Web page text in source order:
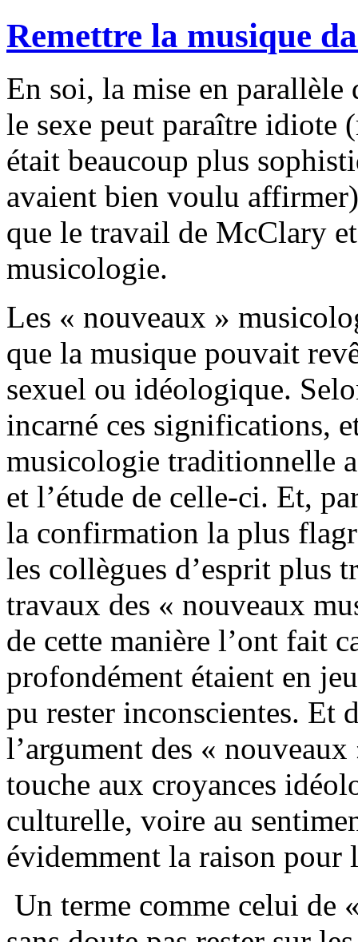
Remettre la musique
En soi, la mise en parallèle
le sexe peut paraître idiote
était beaucoup plus
avaient bien voulu
que le travail de McClary
musicologie.
Les « nouveaux »
que la musique pouvait
sexuel ou idéologique.
incarné ces significations,
musicologie traditionnelle
et l’étude de celle-ci. Et,
la confirmation la plus
les collègues d’esprit plus
travaux des « nouveaux
de cette manière l’ont fait
profondément étaient en
pu rester inconscientes. Et
l’argument des «
touche aux croyances
culturelle, voire au
évidemment la raison pour
Un terme comme celui de